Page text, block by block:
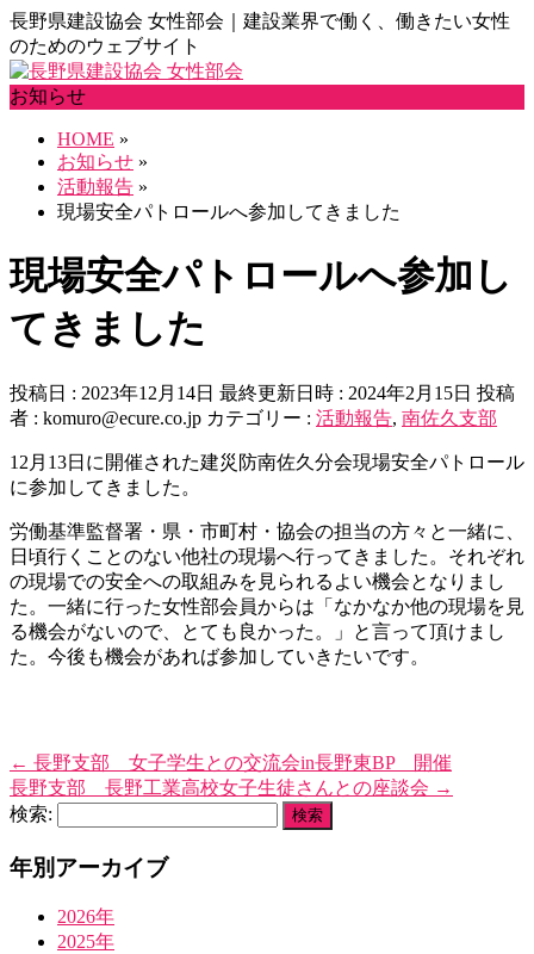
長野県建設協会 女性部会｜建設業界で働く、働きたい女性
のためのウェブサイト
お知らせ
HOME »
お知らせ »
活動報告 »
現場安全パトロールへ参加してきました
現場安全パトロールへ参加し
てきました
投稿日 : 2023年12月14日 最終更新日時 : 2024年2月15日 投稿
者 : komuro@ecure.co.jp カテゴリー : 活動報告, 南佐久支部
12月13日に開催された建災防南佐久分会現場安全パトロール
に参加してきました。
労働基準監督署・県・市町村・協会の担当の方々と一緒に、
日頃行くことのない他社の現場へ行ってきました。それぞれ
の現場での安全への取組みを見られるよい機会となりまし
た。一緒に行った女性部会員からは「なかなか他の現場を見
る機会がないので、とても良かった。」と言って頂けまし
た。今後も機会があれば参加していきたいです。
← 長野支部 女子学生との交流会in長野東BP 開催
長野支部 長野工業高校女子生徒さんとの座談会 →
検索:
年別アーカイブ
2026年
2025年